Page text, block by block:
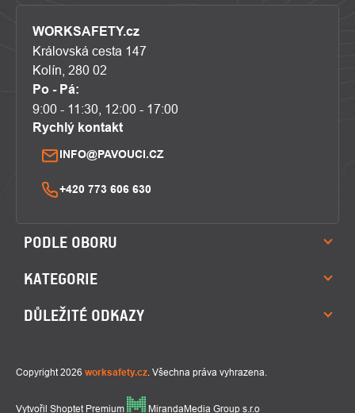
WORKSAFETY.cz
Královská cesta 147
Kolín, 280 02
Po - Pá:
9:00 - 11:30, 12:00 - 17:00
Rychlý kontakt
INFO@PAVOUCI.CZ
+420 773 606 630
PODLE OBORU
KATEGORIE
DŮLEŽITÉ ODKAZY
Vytvořil Shoptet Premium MirandaMedia Group s.r.o
Copyright 2026 worksafety.cz . Všechna práva vyhrazena.